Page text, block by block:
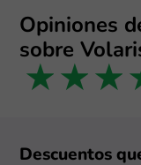
Opiniones
sobre
2
1 star
Descuentos